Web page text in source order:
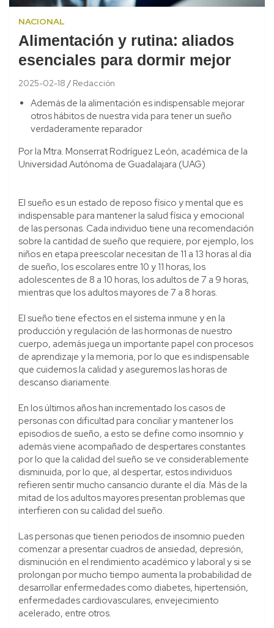
NACIONAL
Alimentación y rutina: aliados
esenciales para dormir mejor
2025-02-18 Redacción
Además de la alimentación es indispensable mejorar
otros hábitos de nuestra vida para tener un sueño
verdaderamente reparador
Por la Mtra. Monserrat Rodríguez León, académica de la
Universidad Autónoma de Guadalajara (UAG)
El sueño es un estado de reposo físico y mental que es
indispensable para mantener la salud física y emocional
de las personas. Cada individuo tiene una recomendación
sobre la cantidad de sueño que requiere, por ejemplo, los
niños en etapa preescolar necesitan de 11 a 13 horas al día
de sueño, los escolares entre 10 y 11 horas, los
adolescentes de 8 a 10 horas, los adultos de 7 a 9 horas,
mientras que los adultos mayores de 7 a 8 horas.
El sueño tiene efectos en el sistema inmune y en la
producción y regulación de las hormonas de nuestro
cuerpo, además juega un importante papel con procesos
de aprendizaje y la memoria, por lo que es indispensable
que cuidemos la calidad y aseguremos las horas de
descanso diariamente.
En los últimos años han incrementado los casos de
personas con dificultad para conciliar y mantener los
episodios de sueño, a esto se define como insomnio y
además viene acompañado de despertares constantes
por lo que la calidad del sueño se ve considerablemente
disminuida, por lo que, al despertar, estos individuos
refieren sentir mucho cansancio durante el día. Más de la
mitad de los adultos mayores presentan problemas que
interfieren con su calidad del sueño.
Las personas que tienen periodos de insomnio pueden
comenzar a presentar cuadros de ansiedad, depresión,
disminución en el rendimiento académico y laboral y si se
prolongan por mucho tiempo aumenta la probabilidad de
desarrollar enfermedades como diabetes, hipertensión,
enfermedades cardiovasculares, envejecimiento
acelerado, entre otros.